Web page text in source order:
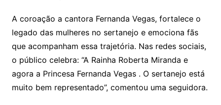
A coroação a cantora Fernanda Vegas, fortalece o
legado das mulheres no sertanejo e emociona fãs
que acompanham essa trajetória. Nas redes sociais,
o público celebra: “A Rainha Roberta Miranda e
agora a Princesa Fernanda Vegas . O sertanejo está
muito bem representado”, comentou uma seguidora.